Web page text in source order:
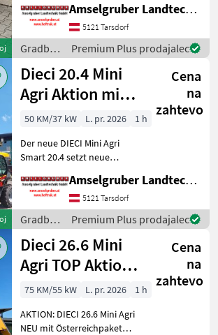
Mali
oglasi
wurde - MADE BY DIECI!
AKTION: DIECI 26.6 E
Elektro Mini Agri NEU mit
Österreichpaket (TOP
Amselgruber Landtechnik GmbH
5121 Tarsdorf
Gradbeni
stroji /
Dieci
Premium Plus prodajalec
Dieci 20.4 Mini
Agri Aktion mit
Österreichpaket
Cena
na
zahtevo
50 KM/37 kW L. pr. 2026
1 h
Der neue DIECI Mini Agri
Smart 20.4 setzt neue
Teleskopladermarkt. Stufe
5 Motor - -Größte Kabine
(Baugleich vom Modell 26.6
Mini Agri) -50
Amselgruber Landtechnik GmbH
5121 Tarsdorf
Gradbeni
stroji /
Dieci
Premium Plus prodajalec
Dieci 26.6 Mini
Agri TOP Aktion
mit
Österreichpaket
Cena
na
zahtevo
75 KM/55 kW L. pr. 2026
1 h
AKTION: DIECI 26.6 Mini Agri
NEU mit Österreichpaket